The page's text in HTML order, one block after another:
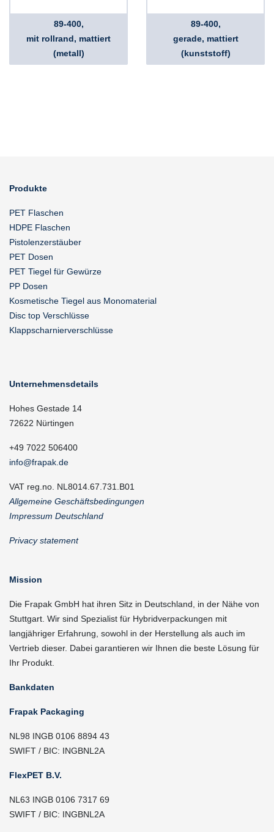
89-400,
mit rollrand, mattiert
(metall)
89-400,
gerade, mattiert
(kunststoff)
Produkte
PET Flaschen
HDPE Flaschen
Pistolenzerstäuber
PET Dosen
PET Tiegel für Gewürze
PP Dosen
Kosmetische Tiegel aus Monomaterial
Disc top Verschlüsse
Klappscharnierverschlüsse
Unternehmensdetails
Hohes Gestade 14
72622 Nürtingen
+49 7022 506400
info@frapak.de
VAT reg.no. NL8014.67.731.B01
Allgemeine Geschäftsbedingungen
Impressum Deutschland
Privacy statement
Mission
Die Frapak GmbH hat ihren Sitz in Deutschland, in der Nähe von
Stuttgart. Wir sind Spezialist für Hybridverpackungen mit
langjähriger Erfahrung, sowohl in der Herstellung als auch im
Vertrieb dieser. Dabei garantieren wir Ihnen die beste Lösung für
Ihr Produkt.
Bankdaten
Frapak Packaging
NL98 INGB 0106 8894 43
SWIFT / BIC: INGBNL2A
FlexPET B.V.
NL63 INGB 0106 7317 69
SWIFT / BIC: INGBNL2A